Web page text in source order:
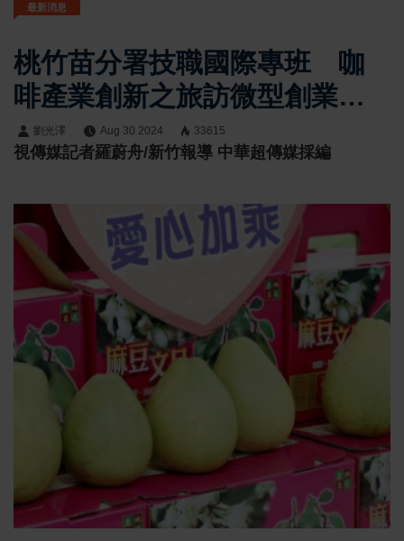
最新消息
桃竹苗分署技職國際專班 咖
啡產業創新之旅訪微型創業楷
模「赫曼咖啡」
劉光澤 Aug 30 2024 33615
視傳媒記者羅蔚舟/新竹報導 中華超傳媒採編